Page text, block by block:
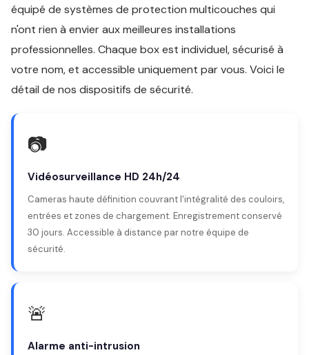
équipé de systèmes de protection multicouches qui
n'ont rien à envier aux meilleures installations
professionnelles. Chaque box est individuel, sécurisé à
votre nom, et accessible uniquement par vous. Voici le
détail de nos dispositifs de sécurité.
📷
Vidéosurveillance HD 24h/24
Cameras haute définition couvrant l'intégralité des couloirs,
entrées et zones de chargement. Enregistrement conservé
30 jours. Accessible à distance par notre équipe de
sécurité.
🚨
Alarme anti-intrusion